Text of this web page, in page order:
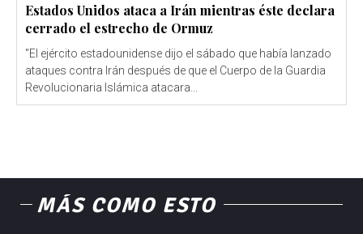
Estados Unidos ataca a Irán mientras éste declara
cerrado el estrecho de Ormuz
"El ejército estadounidense dijo el sábado que había lanzado
ataques contra Irán después de que el Cuerpo de la Guardia
Revolucionaria Islámica atacara...
MÁS COMO ESTO